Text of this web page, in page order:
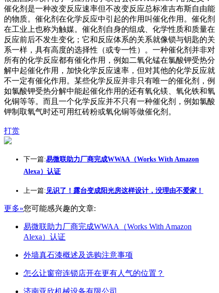
催化剂是一种改变反应速率但不改变反应总标准吉布斯自由能
的物质。催化剂在化学反应中引起的作用叫催化作用。催化剂
在工业上也称为触媒。催化剂自身的组成、化学性质和质量在
反应前后不发生变化；它和反应体系的关系就像锁与钥匙的关
系一样，具有高度的选择性（或专一性）。一种催化剂并非对
所有的化学反应都有催化作用，例如二氧化锰在氯酸钾受热分
解中起催化作用，加快化学反应速率，但对其他的化学反应就
不一定有催化作用。某些化学反应并非只有唯一的催化剂，例
如氯酸钾受热分解中能起催化作用的还有氧化镁、氧化铁和氧
化铜等等。而且一个化学反应并不只有一种催化剂，例如氯酸
钾制取氧气时还可用红砖粉或氧化铜等做催化剂。
打赏
下一篇:易微联助力厂商完成WWAA（Works With Amazon
Alexa）认证
上一篇:见识了！露台变成阳光房这样设计，没理由不爱家！
更多»您可能感兴趣的文章:
易微联助力厂商完成WWAA（Works With Amazon
Alexa）认证
外墙真石漆概述及选购注意事项
怎么让窗帘连锁店开在更有人气的位置？
济南亚欣机械设备有限公司